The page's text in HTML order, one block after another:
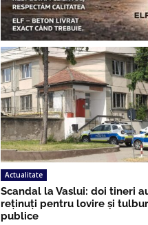
Actualitate
Scandal la Vaslui: doi tineri
reținuți pentru lovire și
publice